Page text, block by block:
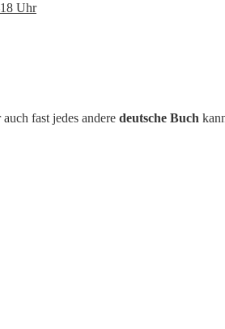
Uhr
fast jedes andere deutsche Buch